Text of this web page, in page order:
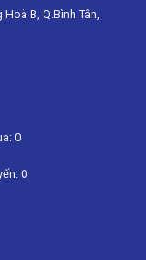
B, Q.Bình Tân,
0
0